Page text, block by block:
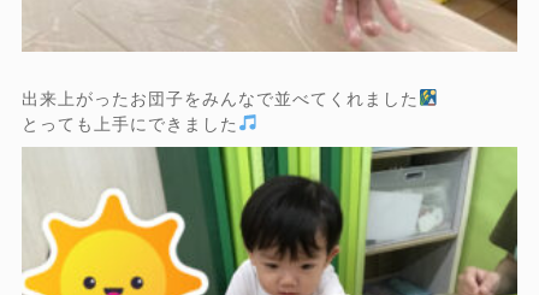
出来上がったお団子をみんなで並べてくれました
とっても上手にできました